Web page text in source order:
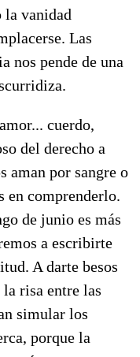
la vanidad
Las
nos pende de una
cuerdo,
del derecho a
aman por sangre o
en comprenderlo.
de junio es más
a escribirte
A darte besos
risa entre las
simular los
porque la